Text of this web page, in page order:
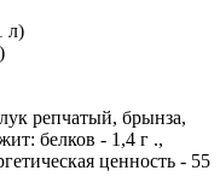
репчатый, брынза,
белков - 1,4 г .,
ценность - 55